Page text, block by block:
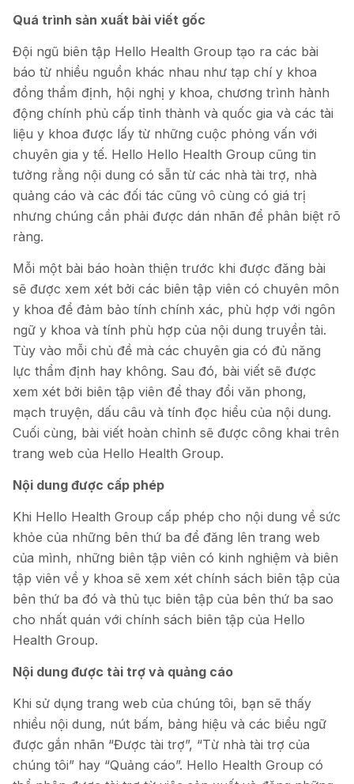
Quá trình sản xuất bài viết gốc
Đội ngũ biên tập Hello Health Group tạo ra các bài
báo từ nhiều nguồn khác nhau như tạp chí y khoa
đồng thẩm định, hội nghị y khoa, chương trình hành
động chính phủ cấp tỉnh thành và quốc gia và các tài
liệu y khoa được lấy từ những cuộc phỏng vấn với
chuyên gia y tế. Hello Hello Health Group cũng tin
tưởng rằng nội dung có sẵn từ các nhà tài trợ, nhà
quảng cáo và các đối tác cũng vô cùng có giá trị
nhưng chúng cần phải được dán nhãn để phân biệt rõ
ràng.
Mỗi một bài báo hoàn thiện trước khi được đăng bài
sẽ được xem xét bởi các biên tập viên có chuyên môn
y khoa để đảm bảo tính chính xác, phù hợp với ngôn
ngữ y khoa và tính phù hợp của nội dung truyền tải.
Tùy vào mỗi chủ đề mà các chuyên gia có đủ năng
lực thẩm định hay không. Sau đó, bài viết sẽ được
xem xét bởi biên tập viên để thay đổi văn phong,
mạch truyện, dấu câu và tính đọc hiểu của nội dung.
Cuối cùng, bài viết hoàn chỉnh sẽ được công khai trên
trang web của Hello Health Group.
Nội dung được cấp phép
Khi Hello Health Group cấp phép cho nội dung về sức
khỏe của những bên thứ ba để đăng lên trang web
của mình, những biên tập viên có kinh nghiệm và biên
tập viên về y khoa sẽ xem xét chính sách biên tập của
bên thứ ba đó và thủ tục biên tập của bên thứ ba sao
cho nhất quán với chính sách biên tập của Hello
Health Group.
Nội dung được tài trợ và quảng cáo
Khi sử dụng trang web của chúng tôi, bạn sẽ thấy
nhiều nội dung, nút bấm, bảng hiệu và các biểu ngữ
được gắn nhãn “Được tài trợ”, “Từ nhà tài trợ của
chúng tôi” hay “Quảng cáo”. Hello Health Group có